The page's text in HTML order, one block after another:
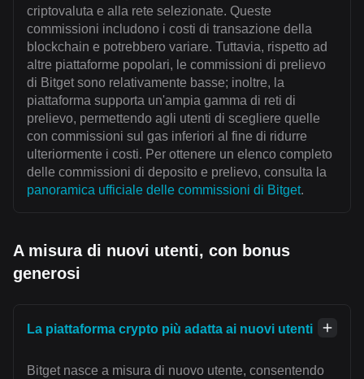
criptovaluta e alla rete selezionate. Queste
commissioni includono i costi di transazione della
blockchain e potrebbero variare. Tuttavia, rispetto ad
altre piattaforme popolari, le commissioni di prelievo
di Bitget sono relativamente basse; inoltre, la
piattaforma supporta un'ampia gamma di reti di
prelievo, permettendo agli utenti di scegliere quelle
con commissioni sul gas inferiori al fine di ridurre
ulteriormente i costi. Per ottenere un elenco completo
delle commissioni di deposito e prelievo, consulta la
panoramica ufficiale delle commissioni di Bitget.
A misura di nuovi utenti, con bonus
generosi
La piattaforma crypto più adatta ai nuovi utenti
Bitget nasce a misura di nuovo utente, consentendo